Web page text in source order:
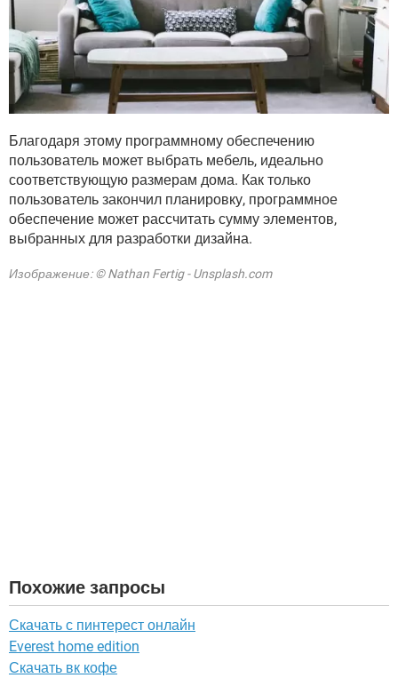
Благодаря этому программному обеспечению
пользователь может выбрать мебель, идеально
соответствующую размерам дома. Как только
пользователь закончил планировку, программное
обеспечение может рассчитать сумму элементов,
выбранных для разработки дизайна.
Изображение: © Nathan Fertig - Unsplash.com
Похожие запросы
Скачать с пинтерест онлайн
Everest home edition
Скачать вк кофе